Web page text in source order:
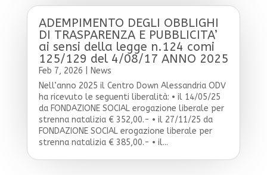
ADEMPIMENTO DEGLI OBBLIGHI
DI TRASPARENZA E PUBBLICITA’
ai sensi della legge n.124 comi
125/129 del 4/08/17 ANNO 2025
Feb 7, 2026
News
Nell’anno 2025 il Centro Down Alessandria ODV
ha ricevuto le seguenti liberalità: • il 14/05/25
da FONDAZIONE SOCIAL erogazione liberale per
strenna natalizia € 352,00.- • il 27/11/25 da
FONDAZIONE SOCIAL erogazione liberale per
strenna natalizia € 385,00.- • il...